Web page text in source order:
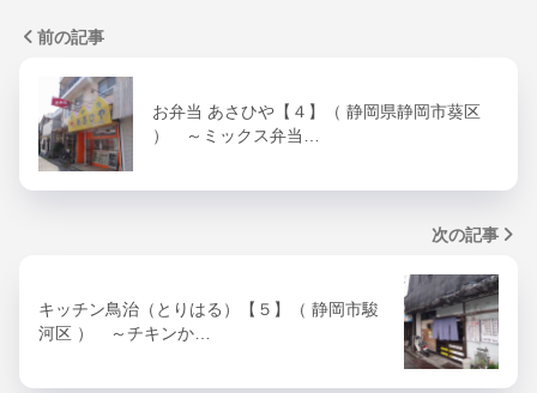
前の記事
お弁当 あさひや【４】（ 静岡県静岡市葵区
） ～ミックス弁当…
次の記事
キッチン鳥治（とりはる）【５】（ 静岡市駿
河区 ） ～チキンか…